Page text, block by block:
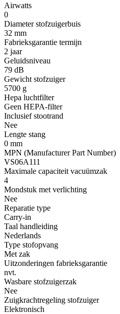
Airwatts
0
Diameter stofzuigerbuis
32 mm
Fabrieksgarantie termijn
2 jaar
Geluidsniveau
79 dB
Gewicht stofzuiger
5700 g
Hepa luchtfilter
Geen HEPA-filter
Inclusief stootrand
Nee
Lengte stang
0 mm
MPN (Manufacturer Part Number)
VS06A111
Maximale capaciteit vacuümzak
4
Mondstuk met verlichting
Nee
Reparatie type
Carry-in
Taal handleiding
Nederlands
Type stofopvang
Met zak
Uitzonderingen fabrieksgarantie
nvt.
Wasbare stofzuigerzak
Nee
Zuigkrachtregeling stofzuiger
Elektronisch